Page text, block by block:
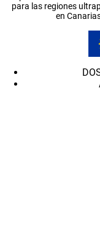
para las regiones
en